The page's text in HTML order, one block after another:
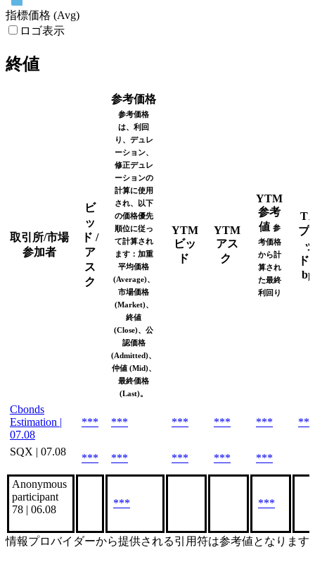
指標価格 (Avg)
ロゴ表示
終値
取引所/市場
参加者
ビ
ッ
ド /
ア
ス
ク
参考価格
参考価格
は、利回
り、デュレ
ーション、
修正デュレ
ーションの
計算に使用
され、以下
の価格優先
順位に従っ
て計算され
ます：加重
平均価格
(Average)、
市場価格
(Market)、
終値
(Close)、公
認価格
(Admitted)、
仲値 (Mid)、
最終価格
(Last)。
YTM
ビッ
ド
YTM
アス
ク
YTM
参考
値 参
考価格
から計
算され
た最終
利回り
T
プ
ッ
ド
bp
Cbonds
Estimation |
07.08
*** *** *** *** *** ***
SQX | 07.08
*** *** *** *** ***
Anonymous
participant
78 | 06.08
*** ***
情報プロバイダーから提供される引用符は参考値となります